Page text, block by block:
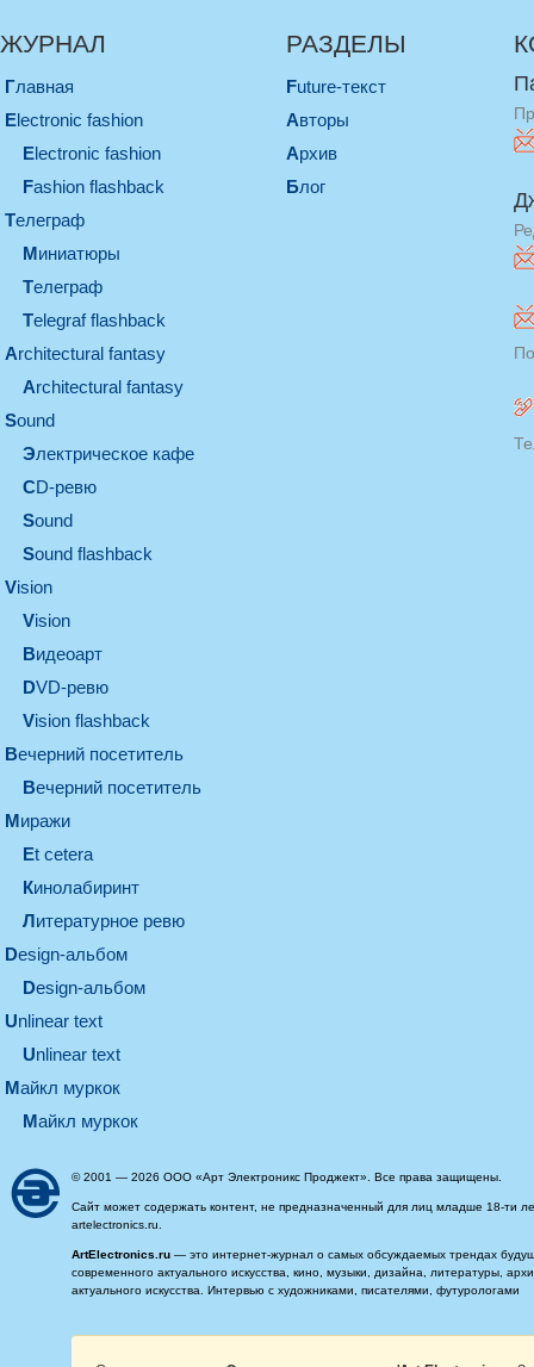
ЖУРНАЛ
Главная
electronic fashion
electronic fashion
Fashion flashback
телеграф
миниатюры
телеграф
Telegraf flashback
architectural fantasy
architectural fantasy
sound
электрическое кафе
CD-ревю
sound
Sound flashback
vision
vision
видеоарт
DVD-ревю
Vision flashback
вечерний посетитель
вечерний посетитель
миражи
et cetera
кинолабиринт
литературное ревю
design-альбом
design-альбом
unlinear text
Unlinear text
майкл муркок
майкл муркок
РАЗДЕЛЫ
Future-текст
Авторы
Архив
Блог
© 2001 — 2026 ООО «Арт Электроникс Проджект». Все права защищены.
Сайт может содержать контент, не предназначенный для лиц младше 18-ти
artelectronics.ru.
ArtElectronics.ru — это интернет-журнал о самых обсуждаемых трендах
современного актуального искусства, кино, музыки, дизайна, литературы,
актуального искусства. Интервью с художниками, писателями, футурологами